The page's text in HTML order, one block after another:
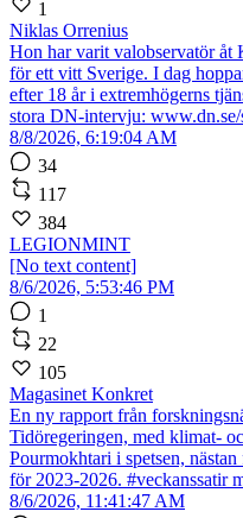
1
Niklas Orrenius
Hon har varit valobservatör åt
för ett vitt Sverige. I dag
efter 18 år i extremhögerns
stora DN-intervju:
8/8/2026, 6:19:04 AM
34
117
384
LEGIONMINT
[No text content]
8/6/2026, 5:53:46 PM
1
22
105
Magasinet Konkret
En ny rapport från
Tidöregeringen, med klimat-
Pourmokhtari i spetsen,
för 2023-2026. #veckanssatir
8/6/2026, 11:41:47 AM